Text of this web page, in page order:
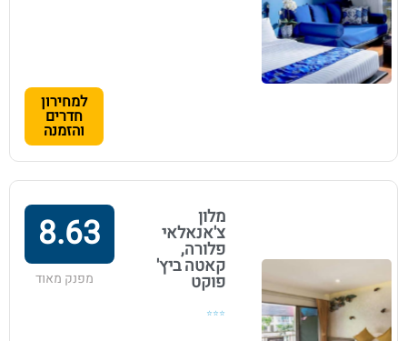
למחירון
חדרים
והזמנה
מלון
צ'אנאלאי
פלורה,
קאטה ביץ'
פוקט
⭐⭐⭐
8.63
מפנק מאוד